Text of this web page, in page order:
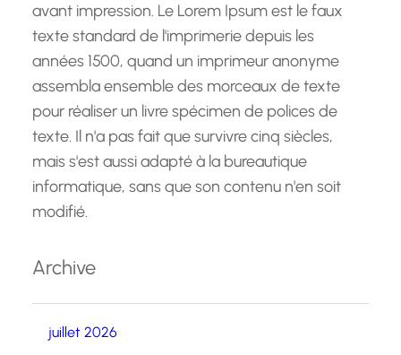
avant impression. Le Lorem Ipsum est le faux
texte standard de l'imprimerie depuis les
années 1500, quand un imprimeur anonyme
assembla ensemble des morceaux de texte
pour réaliser un livre spécimen de polices de
texte. Il n'a pas fait que survivre cinq siècles,
mais s'est aussi adapté à la bureautique
informatique, sans que son contenu n'en soit
modifié.
Archive
juillet 2026